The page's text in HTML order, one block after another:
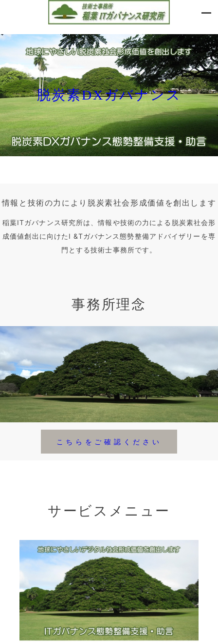
ス
キ
プ
価値創出ITガバナンス
脱炭素DXガバナンス
ITガバナンス研修
情報と技術の力により脱炭素社会形成価値を創出します
稲葉ITガバナンス研究所は、情報や技術の力による脱炭素社会形
成価値創出に向けたI &Tガバナンス態勢整備アドバイザリーを専
門とする技術士事務所です。
事務所理念
こちらをご確認ください
サービスメニュー